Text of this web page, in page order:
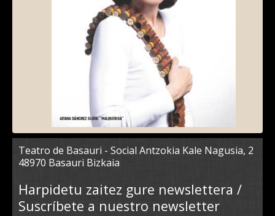
Teatro de Basauri - Social Antzokia Kale Nagusia, 2
48970 Basauri Bizkaia
Harpidetu zaitez gure newslettera /
Suscríbete a nuestro newsletter